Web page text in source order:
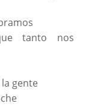
tanto nos
gente